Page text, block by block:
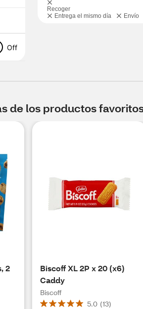
Off
Recoger
Entrega el mismo día
Envío
de los productos
2
Biscoff XL 2P x 20 (x6)
Caddy
Biscoff
5.0 (13)